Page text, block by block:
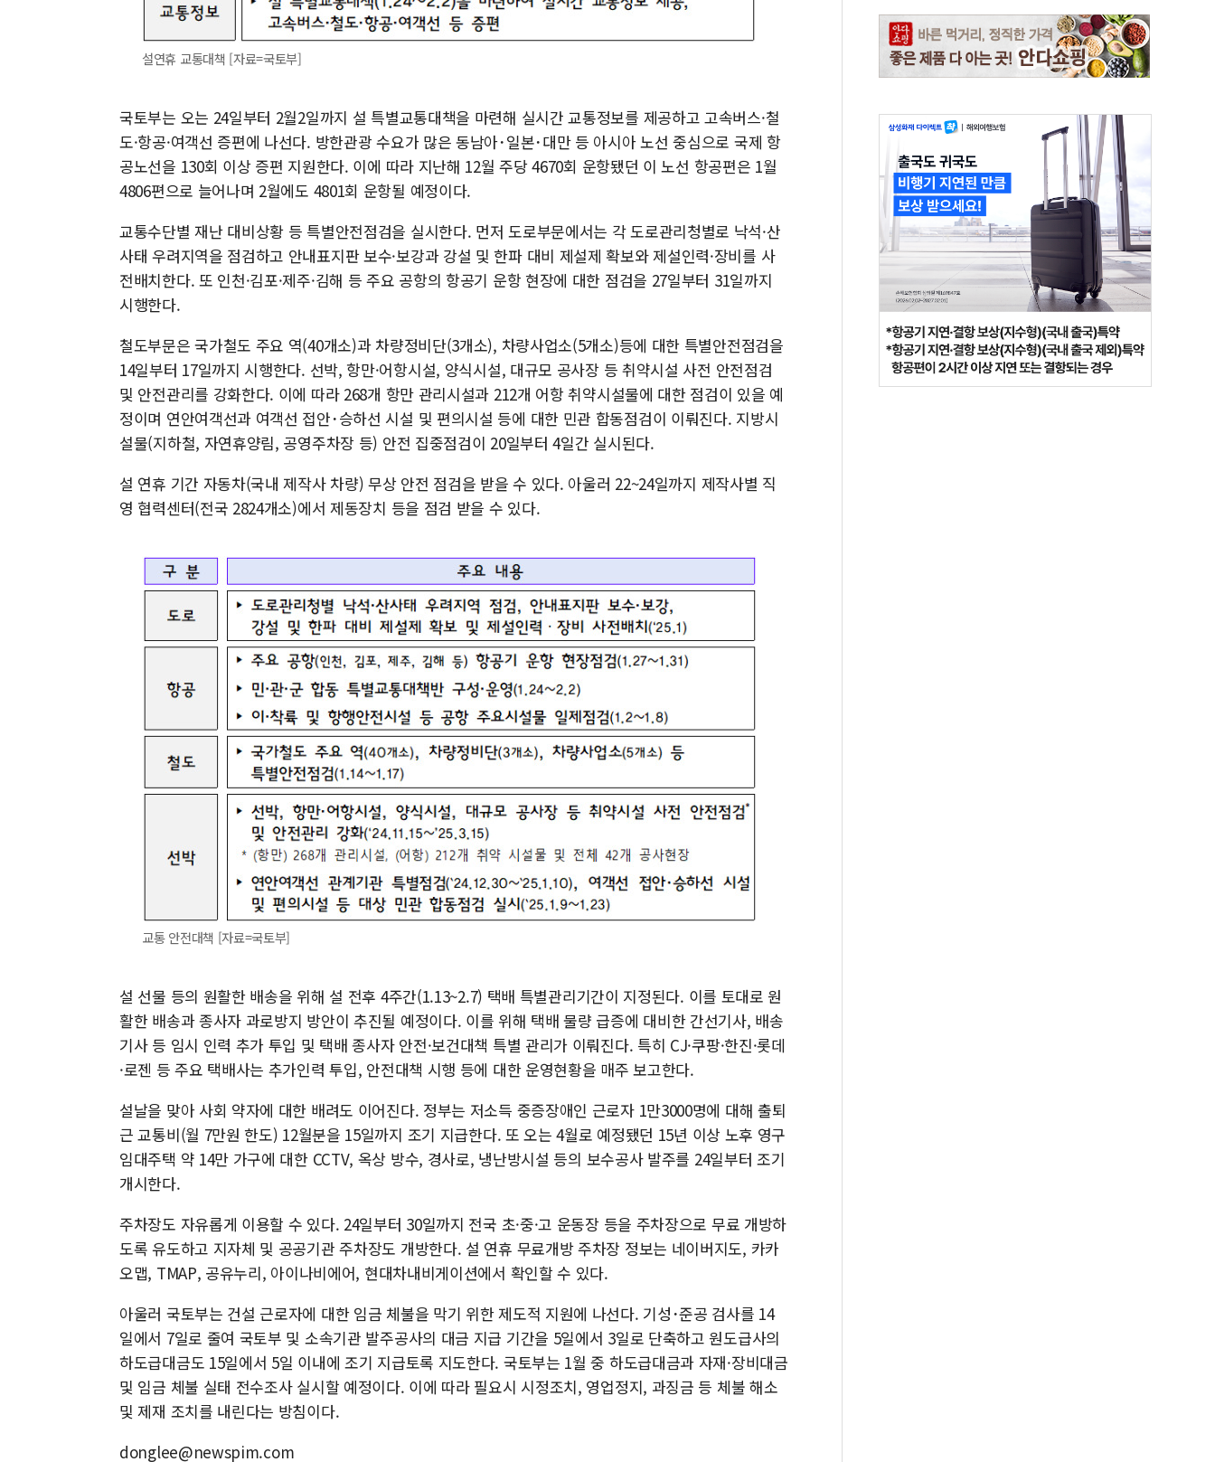
설연휴 교통대책 [자료=국토부]
국토부는 오는 24일부터 2월2일까지 설 특별교통대책을 마련해 실시간 교통정보를 제공하고 고속버스·철
도·항공·여객선 증편에 나선다. 방한관광 수요가 많은 동남아･일본･대만 등 아시아 노선 중심으로 국제 항
공노선을 130회 이상 증편 지원한다. 이에 따라 지난해 12월 주당 4670회 운항됐던 이 노선 항공편은 1월
4806편으로 늘어나며 2월에도 4801회 운항될 예정이다.
교통수단별 재난 대비상황 등 특별안전점검을 실시한다. 먼저 도로부문에서는 각 도로관리청별로 낙석·산
사태 우려지역을 점검하고 안내표지판 보수·보강과 강설 및 한파 대비 제설제 확보와 제설인력·장비를 사
전배치한다. 또 인천·김포·제주·김해 등 주요 공항의 항공기 운항 현장에 대한 점검을 27일부터 31일까지
시행한다.
철도부문은 국가철도 주요 역(40개소)과 차량정비단(3개소), 차량사업소(5개소)등에 대한 특별안전점검을
14일부터 17일까지 시행한다. 선박, 항만·어항시설, 양식시설, 대규모 공사장 등 취약시설 사전 안전점검
및 안전관리를 강화한다. 이에 따라 268개 항만 관리시설과 212개 어항 취약시설물에 대한 점검이 있을 예
정이며 연안여객선과 여객선 접안･승하선 시설 및 편의시설 등에 대한 민관 합동점검이 이뤄진다. 지방시
설물(지하철, 자연휴양림, 공영주차장 등) 안전 집중점검이 20일부터 4일간 실시된다.
설 연휴 기간 자동차(국내 제작사 차량) 무상 안전 점검을 받을 수 있다. 아울러 22~24일까지 제작사별 직
영 협력센터(전국 2824개소)에서 제동장치 등을 점검 받을 수 있다.
교통 안전대책 [자료=국토부]
설 선물 등의 원활한 배송을 위해 설 전후 4주간(1.13~2.7) 택배 특별관리기간이 지정된다. 이를 토대로 원
활한 배송과 종사자 과로방지 방안이 추진될 예정이다. 이를 위해 택배 물량 급증에 대비한 간선기사, 배송
기사 등 임시 인력 추가 투입 및 택배 종사자 안전·보건대책 특별 관리가 이뤄진다. 특히 CJ·쿠팡·한진·롯데
·로젠 등 주요 택배사는 추가인력 투입, 안전대책 시행 등에 대한 운영현황을 매주 보고한다.
설날을 맞아 사회 약자에 대한 배려도 이어진다. 정부는 저소득 중증장애인 근로자 1만3000명에 대해 출퇴
근 교통비(월 7만원 한도) 12월분을 15일까지 조기 지급한다. 또 오는 4월로 예정됐던 15년 이상 노후 영구
임대주택 약 14만 가구에 대한 CCTV, 옥상 방수, 경사로, 냉난방시설 등의 보수공사 발주를 24일부터 조기
개시한다.
주차장도 자유롭게 이용할 수 있다. 24일부터 30일까지 전국 초·중·고 운동장 등을 주차장으로 무료 개방하
도록 유도하고 지자체 및 공공기관 주차장도 개방한다. 설 연휴 무료개방 주차장 정보는 네이버지도, 카카
오맵, TMAP, 공유누리, 아이나비에어, 현대차내비게이션에서 확인할 수 있다.
아울러 국토부는 건설 근로자에 대한 임금 체불을 막기 위한 제도적 지원에 나선다. 기성･준공 검사를 14
일에서 7일로 줄여 국토부 및 소속기관 발주공사의 대금 지급 기간을 5일에서 3일로 단축하고 원도급사의
하도급대금도 15일에서 5일 이내에 조기 지급토록 지도한다. 국토부는 1월 중 하도급대금과 자재·장비대금
및 임금 체불 실태 전수조사 실시할 예정이다. 이에 따라 필요시 시정조치, 영업정지, 과징금 등 체불 해소
및 제재 조치를 내린다는 방침이다.
donglee@newspim.com